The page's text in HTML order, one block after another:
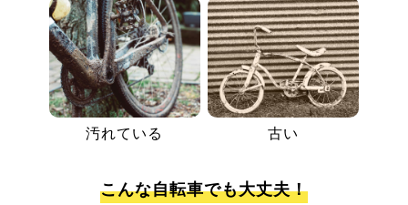
汚れている 古い
こんな自転車でも大丈夫！